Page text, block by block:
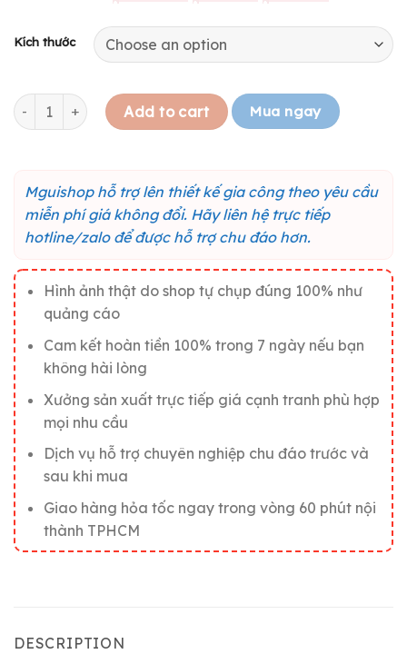
Kích thước
Tranh gỗ truyền động lực "Lao động hăng say thưởng ngay
Add to cart Mua ngay
Mguishop hỗ trợ lên thiết kế gia công theo yêu cầu
miễn phí giá không đổi. Hãy liên hệ trực tiếp
hotline/zalo để được hỗ trợ chu đáo hơn.
Hình ảnh thật do shop tự chụp đúng 100% như
quảng cáo
Cam kết hoàn tiền 100% trong 7 ngày nếu bạn
không hài lòng
Xưởng sản xuất trực tiếp giá cạnh tranh phù hợp
mọi nhu cầu
Dịch vụ hỗ trợ chuyên nghiệp chu đáo trước và
sau khi mua
Giao hàng hỏa tốc ngay trong vòng 60 phút nội
thành TPHCM
DESCRIPTION